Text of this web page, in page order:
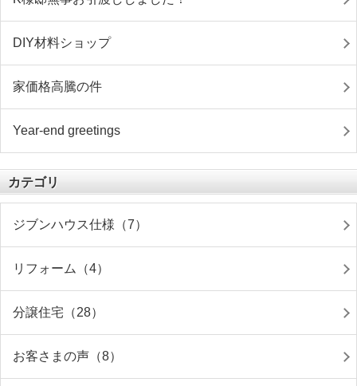
DIY材料ショップ
家価格高騰の件
Year-end greetings
カテゴリ
ジブンハウス仕様（7）
リフォーム（4）
分譲住宅（28）
お客さまの声（8）